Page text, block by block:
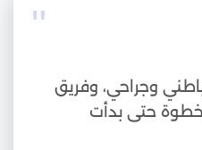
"
وجراحي، وفريق
حتى بدأت